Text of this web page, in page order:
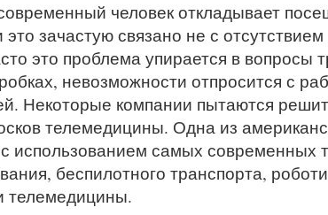
человек откладывает
зачастую связано не с
это проблема упирается в вопросы
невозможности отпросится с
Некоторые компании пытаются
телемедицины. Одна из
использованием самых современных
беспилотного транспорта,
телемедицины.